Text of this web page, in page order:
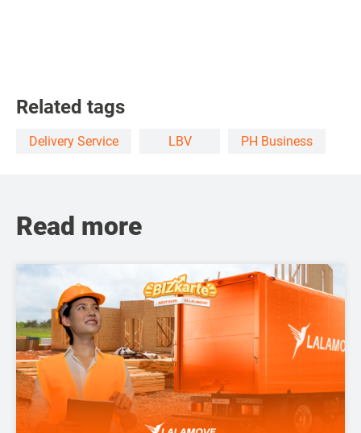
Related tags
Delivery Service LBV PH Business
Read more